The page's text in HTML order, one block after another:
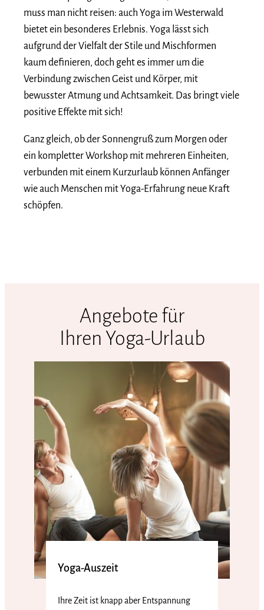
muss man nicht reisen: auch Yoga im Westerwald
bietet ein besonderes Erlebnis. Yoga lässt sich
aufgrund der Vielfalt der Stile und Mischformen
kaum definieren, doch geht es immer um die
Verbindung zwischen Geist und Körper, mit
bewusster Atmung und Achtsamkeit. Das bringt viele
positive Effekte mit sich!
Ganz gleich, ob der Sonnengruß zum Morgen oder
ein kompletter Workshop mit mehreren Einheiten,
verbunden mit einem Kurzurlaub können Anfänger
wie auch Menschen mit Yoga-Erfahrung neue Kraft
schöpfen.
Angebote für
Ihren Yoga-Urlaub
Yoga-Auszeit
Ihre Zeit ist knapp aber Entspannung